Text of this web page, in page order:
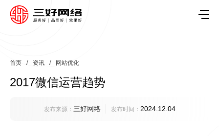
首页 / 资讯 / 网站优化
2017微信运营趋势
发布来源： 三好网络 发布时间： 2024.12.04